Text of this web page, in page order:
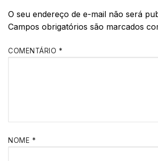
O seu endereço de e-mail não será
Campos obrigatórios são marcados
COMENTÁRIO *
NOME *